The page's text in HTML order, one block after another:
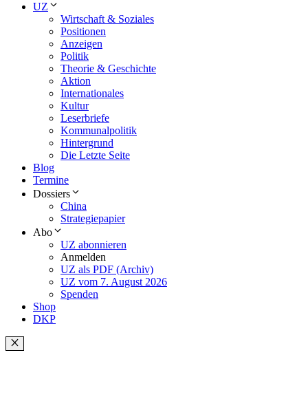
UZ
Wirtschaft & Soziales
Positionen
Anzeigen
Politik
Theorie & Geschichte
Aktion
Internationales
Kultur
Leserbriefe
Kommunalpolitik
Hintergrund
Die Letzte Seite
Blog
Termine
Dossiers
China
Strategiepapier
Abo
UZ abonnieren
Anmelden
UZ als PDF (Archiv)
UZ vom 7. August 2026
Spenden
Shop
DKP
Schließen